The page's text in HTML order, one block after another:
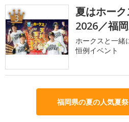
3
夏はホー
2026／福
ホークスと一緒
恒例イベント
福岡県の夏の人気夏